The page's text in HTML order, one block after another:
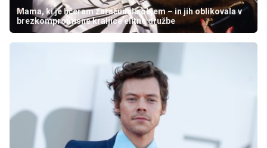
Mama, ki je hčeram zaračunala objem – in jih oblikovala v
brezkompromisne kraljice elitne družbe